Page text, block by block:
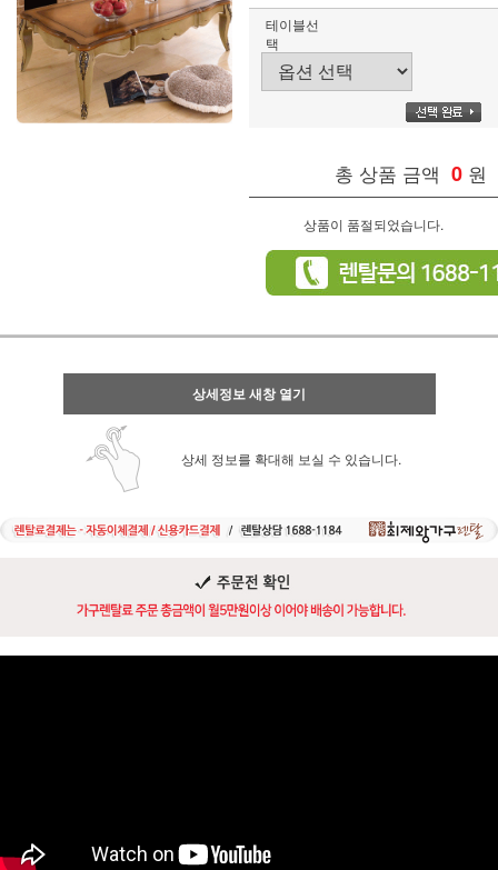
테이블선
택
총 상품 금액 0 원
상품이 품절되었습니다.
상세정보 새창 열기
상세 정보를 확대해 보실 수 있습니다.